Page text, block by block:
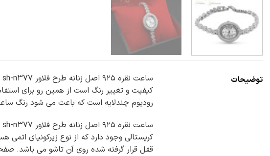
توضیحات
کیفیت و تغییر رنگ است از همین رو برای
رودیوم چندلایه است که باعث می شود رنگ